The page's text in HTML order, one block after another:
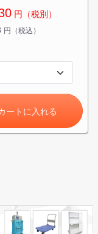
円（税別）
円（税込）
ートに入れる